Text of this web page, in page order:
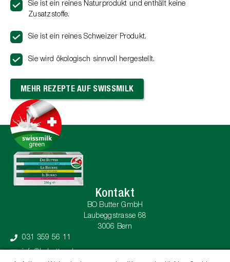
Sie ist ein reines Naturprodukt und enthält keine
Zusatzstoffe.
Sie ist ein reines Schweizer Produkt.
Sie wird ökologisch sinnvoll hergestellt.
MEHR REZEPTE AUF SWISSMILK
Kontakt
BO Butter GmbH
Laubeggstrasse 68
3006 Bern
031 359 56 11
info@bobutter.ch